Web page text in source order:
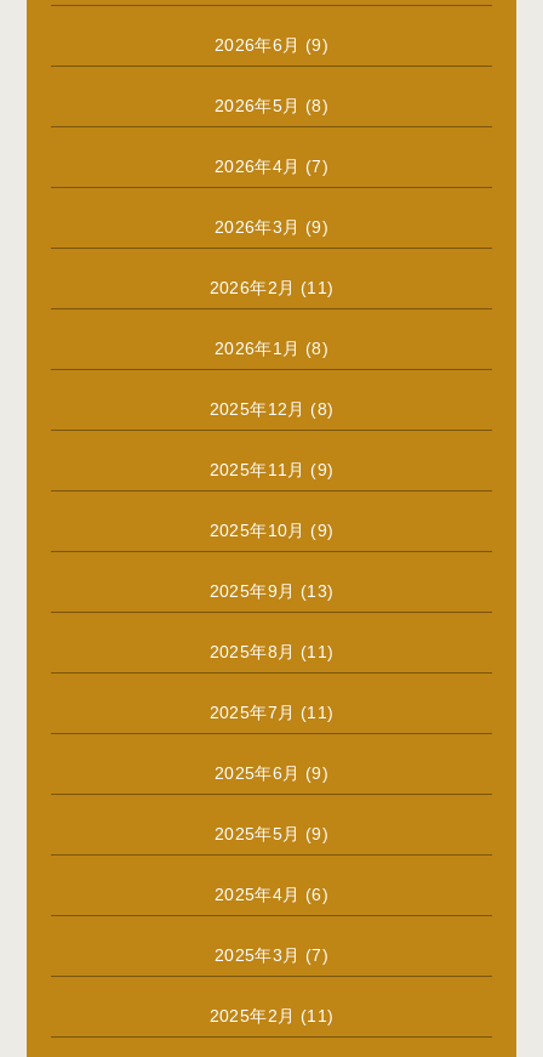
2026年6月 (9)
2026年5月 (8)
2026年4月 (7)
2026年3月 (9)
2026年2月 (11)
2026年1月 (8)
2025年12月 (8)
2025年11月 (9)
2025年10月 (9)
2025年9月 (13)
2025年8月 (11)
2025年7月 (11)
2025年6月 (9)
2025年5月 (9)
2025年4月 (6)
2025年3月 (7)
2025年2月 (11)